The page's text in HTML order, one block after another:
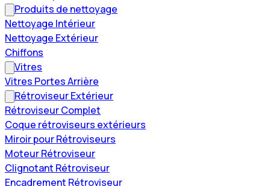
Produits de nettoyage
Nettoyage Intérieur
Nettoyage Extérieur
Chiffons
Vitres
Vitres Portes Arrière
Rétroviseur Extérieur
Rétroviseur Complet
Coque rétroviseurs extérieurs
Miroir pour Rétroviseurs
Moteur Rétroviseur
Clignotant Rétroviseur
Encadrement Rétroviseur